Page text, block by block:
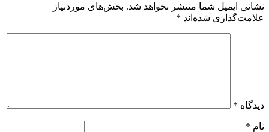
نشانی ایمیل شما منتشر نخواهد شد. بخش‌های موردنیاز
علامت‌گذاری شده‌اند *
دیدگاه *
نام *